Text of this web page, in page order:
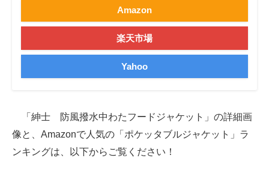
Amazon
楽天市場
Yahoo
「紳士 防風撥水中わたフードジャケット」の詳細画
像と、Amazonで人気の「ポケッタブルジャケット」ラ
ンキングは、以下からご覧ください！